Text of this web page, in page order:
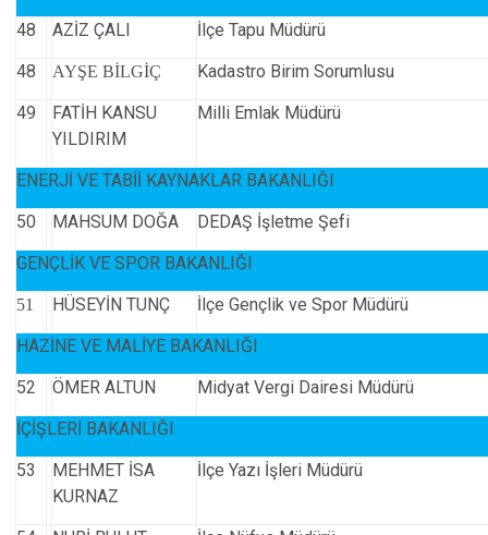
48
AZİZ ÇALI
İlçe Tapu Müdürü
48
AYŞE BİLGİÇ
Kadastro Birim Sorumlusu
49
FATİH KANSU
YILDIRIM
Milli Emlak Müdürü
ENERJİ VE TABİİ KAYNAKLAR BAKANLIĞI
50
MAHSUM DOĞA
DEDAŞ İşletme Şefi
GENÇLİK VE SPOR BAKANLIĞI
51 HÜSEYİN TUNÇ
İlçe Gençlik ve Spor Müdürü
HAZİNE VE MALİYE BAKANLIĞI
52
ÖMER ALTUN
Midyat Vergi Dairesi Müdürü
İÇİŞLERİ BAKANLIĞI
53
MEHMET İSA
KURNAZ
İlçe Yazı İşleri Müdürü